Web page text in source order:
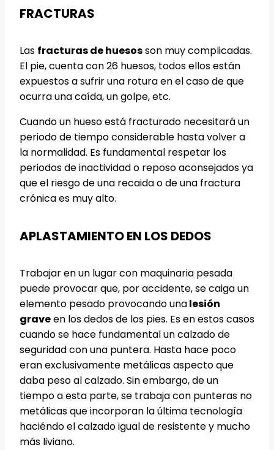
FRACTURAS
Las fracturas de huesosson muy complicadas.
El pie, cuenta con 26 huesos, todos ellos están
expuestos a sufrir una rotura en el caso de que
ocurra una caída, un golpe, etc.
Cuando un hueso está fracturado necesitará un
periodo de tiempo considerable hasta volver a
la normalidad. Es fundamental respetar los
periodos de inactividad o reposo aconsejados ya
que el riesgo de una recaida o de una fractura
crónica es muy alto.
APLASTAMIENTO EN LOS DEDOS
Trabajar en un lugar con maquinaria pesada
puede provocar que, por accidente, se caiga un
elemento pesado provocando unalesión
graveen los dedos de los pies. Es en estos casos
cuando se hace fundamental un calzado de
seguridad con una puntera. Hasta hace poco
eran exclusivamente metálicas aspecto que
daba peso al calzado. Sin embargo, de un
tiempo a esta parte, se trabaja con punteras no
metálicas que incorporan la última tecnología
haciéndo el calzado igual de resistente y mucho
más liviano.